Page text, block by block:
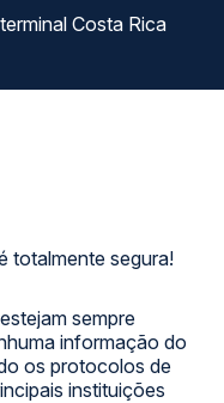
totalmente segura!
sempre
informação do
os protocolos de
instituições
La terminal Costa Rica